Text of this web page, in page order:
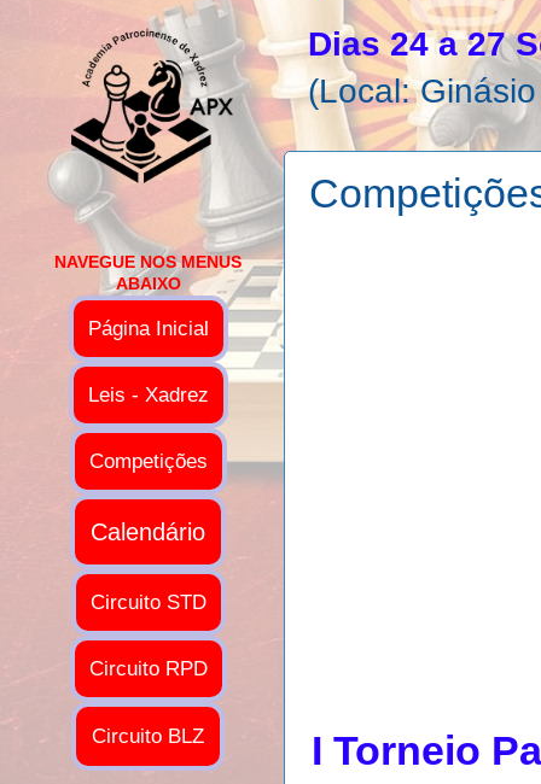
Dias 24 a 27
(Local:
I Torneio
NAVEGUE NOS MENUS
ABAIXO
Página Inicial
Leis - Xadrez
Competições
Calendário
Circuito STD
Circuito RPD
Circuito BLZ